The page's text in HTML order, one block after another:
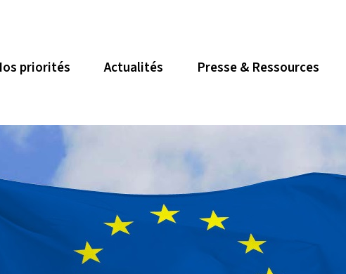
priorités Actualités Presse & Ressources